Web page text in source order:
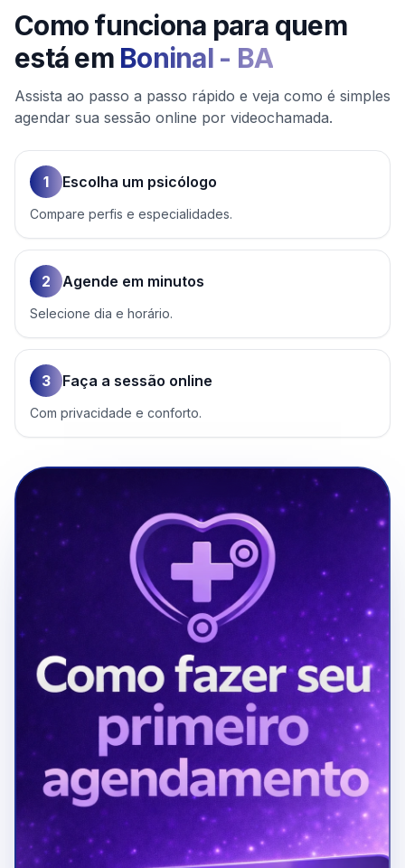
Como funciona para quem
está em Boninal- BA
Assista ao passo a passo rápido e veja como é simples
agendar sua sessão online por videochamada.
1 Escolha um psicólogo
Compare perfis e especialidades.
2 Agende em minutos
Selecione dia e horário.
3 Faça a sessão online
Com privacidade e conforto.